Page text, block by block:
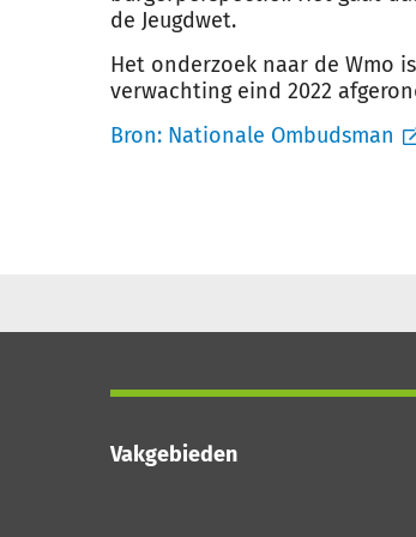
de Jeugdwet.
Het onderzoek naar de Wmo
verwachting eind 2022
Bron: Nationale Ombudsman
Vakgebieden